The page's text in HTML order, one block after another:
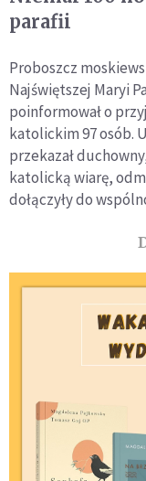
parafii
Proboszcz
Najświętszej Maryi
poinformował o
katolickim 97 osób.
przekazał
katolicką wiarę,
dołączyły do